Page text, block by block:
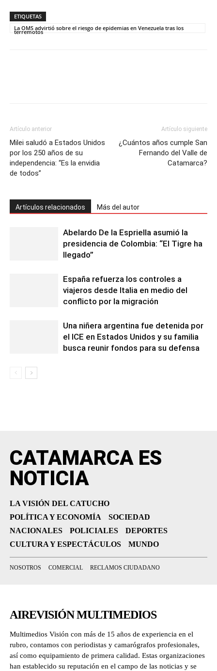
ETIQUETAS
La OMS advirtió sobre el riesgo de epidemias en Venezuela tras los
terremotos
Artículo anterior
Milei saludó a Estados Unidos
por los 250 años de su
independencia: “Es la envidia
de todos”
Artículo siguiente
¿Cuántos años cumple San
Fernando del Valle de
Catamarca?
Artículos relacionados Más del autor
Abelardo De la Espriella asumió la
presidencia de Colombia: “El Tigre ha
llegado”
España refuerza los controles a
viajeros desde Italia en medio del
conflicto por la migración
Una niñera argentina fue detenida por
el ICE en Estados Unidos y su familia
busca reunir fondos para su defensa
CATAMARCA ES
NOTICIA
LA VISIÓN DEL CATUCHO
POLÍTICA Y ECONOMÍA
SOCIEDAD
NACIONALES
POLICIALES
DEPORTES
CULTURA Y ESPECTÁCULOS
MUNDO
NOSOTROS COMERCIAL RECLAMOS CIUDADANO
AIREVISIÓN MULTIMEDIOS
Multimedios Visión con más de 15 años de experiencia en el
rubro, contamos con periodistas y camarógrafos profesionales,
así como equipamiento de primera calidad. Estas organizaciones
han establecido su reputación en el campo de las noticias y se